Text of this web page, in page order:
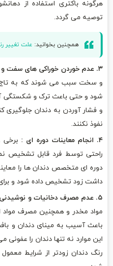
هرگونه باکتری استفاده از
توصیه می گردد.
همچنین بخوانید: علت تغییر
۳. عدم خوردن خوراکی های سفت و سخت:
و سخت سبب می شوند که به تاج
شود و حتی باعث ترک و شکستگی
و فشار آوردن به دندان جلوگیری
نفوذ نکنند.
۴. انجام معاینات دوره ای :
برخی
راحتی توسط فرد قابل تشخیص
دوره ای متخصص دندان ها را
داشت زود تشخیص داده شود و
۵. عدم مصرف دخانیات و نوشیدنی های مضر :
مواد مخدر و همچنین مصرف مواد
باعث آسیب به مینای دندان و
این موارد نه تنها دندان را
رنگ دندان زودتر از شرایط